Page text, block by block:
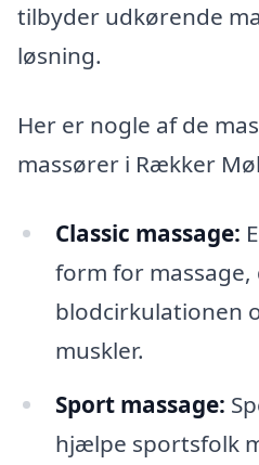
tilbyder udkørende
løsning.
Her er nogle af de
massører i Rækker
Classic massage:
form for
blodcirkulationen
muskler.
Sport massage:
hjælpe sportsfolk